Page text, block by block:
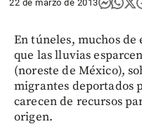
22 de marzo de 2013
En túneles, muchos
que las lluvias
(noreste de México),
migrantes deportados
carecen de recursos
origen.